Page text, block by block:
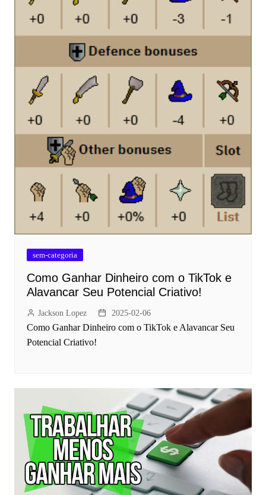
sem-categoria
Como Ganhar Dinheiro com o TikTok e
Alavancar Seu Potencial Criativo!
Jackson Lopez 2025-02-06
Como Ganhar Dinheiro com o TikTok e Alavancar Seu
Potencial Criativo!